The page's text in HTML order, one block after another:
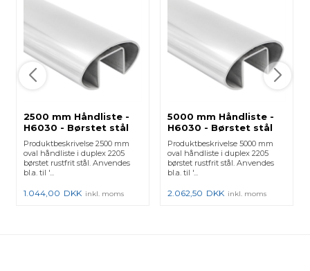
2500 mm Håndliste -
H6030 - Børstet stål
Produktbeskrivelse 2500 mm
oval håndliste i duplex 2205
børstet rustfrit stål. Anvendes
bl.a. til '...
1.044,00 DKK inkl. moms
5000 mm Håndliste -
H6030 - Børstet stål
Produktbeskrivelse 5000 mm
oval håndliste i duplex 2205
børstet rustfrit stål. Anvendes
bl.a. til '...
2.062,50 DKK inkl. moms